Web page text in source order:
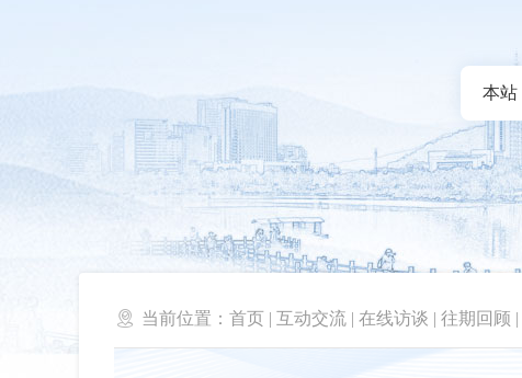
 当前位置： 首页 | 互动交流 | 在线访谈 | 往期回顾 |